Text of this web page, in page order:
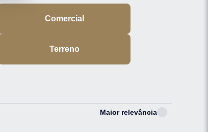
Comercial
Terreno
Maior relevância